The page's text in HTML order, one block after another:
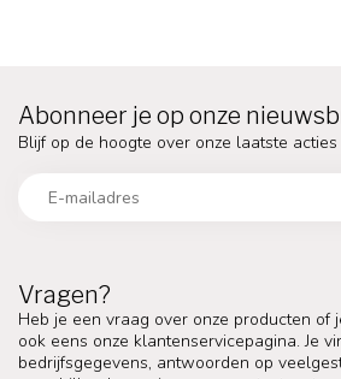
Vragen?
Heb je een vraag over onze producten of
ook eens onze klantenservicepagina. Je
bedrijfsgegevens, antwoorden op
Abonneer je op onze
Blijf op de hoogte over onze laatste acties